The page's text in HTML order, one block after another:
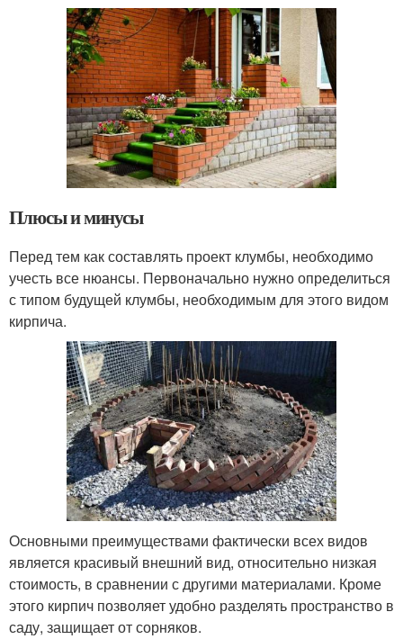
Плюсы и минусы
Перед тем как составлять проект клумбы, необходимо
учесть все нюансы. Первоначально нужно определиться
с типом будущей клумбы, необходимым для этого видом
кирпича.
Основными преимуществами фактически всех видов
является красивый внешний вид, относительно низкая
стоимость, в сравнении с другими материалами. Кроме
этого кирпич позволяет удобно разделять пространство в
саду, защищает от сорняков.